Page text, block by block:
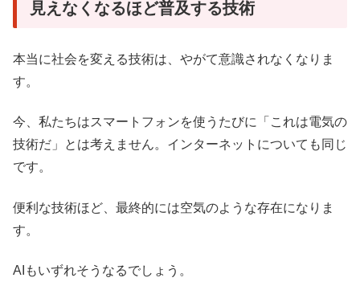
見えなくなるほど普及する技術
本当に社会を変える技術は、やがて意識されなくなりま
す。
今、私たちはスマートフォンを使うたびに「これは電気の
技術だ」とは考えません。インターネットについても同じ
です。
便利な技術ほど、最終的には空気のような存在になりま
す。
AIもいずれそうなるでしょう。